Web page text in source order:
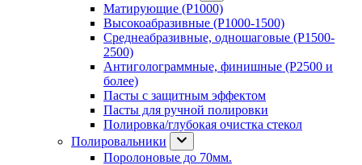
Матирующие (P1000)
Высокоабразивные (P1000-1500)
Среднеабразивные, одношаговые (P1500-
2500)
Антиголограммные, финишные (P2500 и
более)
Пасты с защитным эффектом
Пасты для ручной полировки
Полировка/глубокая очистка стекол
Полировальники
Поролоновые до 70мм.